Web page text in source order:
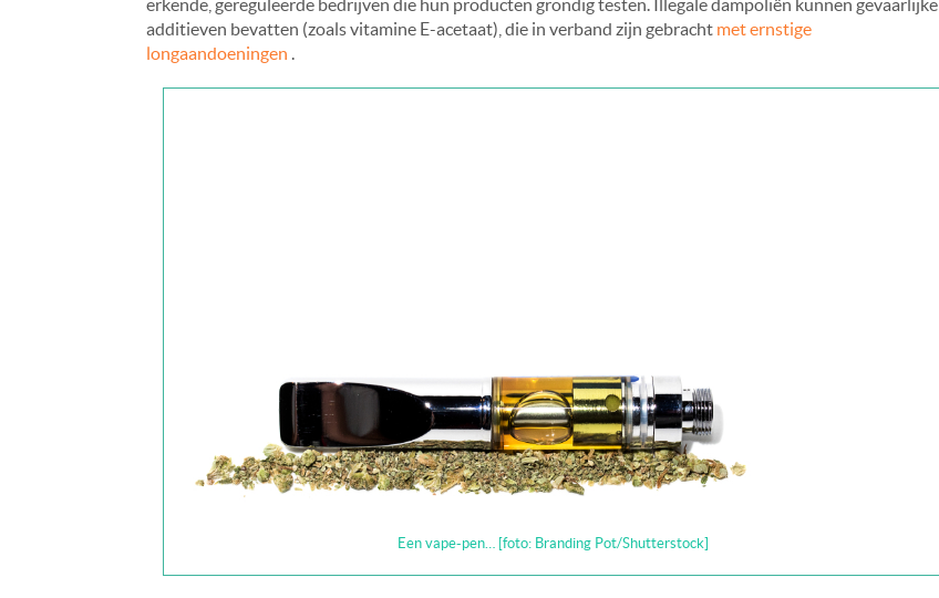
erkende, gereguleerde bedrijven die hun producten grondig testen. Illegale dampoliën kunnen gevaarlijke
additieven bevatten (zoals vitamine E-acetaat), die in verband zijn gebracht met ernstige
longaandoeningen .
Een vape-pen… [foto: Branding Pot/Shutterstock]